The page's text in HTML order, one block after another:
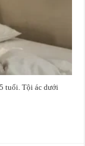
tuổi. Tội ác dưới